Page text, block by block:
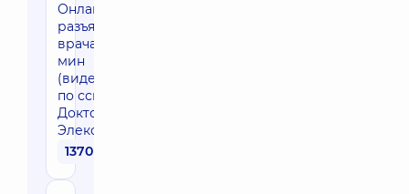
Онлайн-
разъяснение
врача 30
мин
(видеосвязь
по ссылке в
Доктор
Элекс)
1370 грн